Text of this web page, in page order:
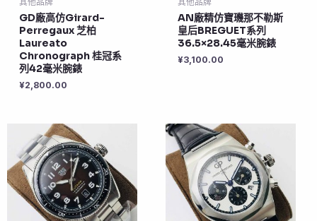
GD廠高仿Girard-
Perregaux 芝柏
Laureato
Chronograph 桂冠系
列42毫米腕錶
¥2,800.00
AN廠精仿寶璣那不勒斯
皇后BREGUET系列
36.5×28.45毫米腕錶
¥3,100.00